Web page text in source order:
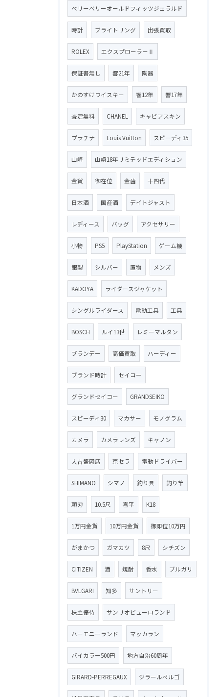
ベリーベリーオールドフィッツジェラルド
時計 ブライトリング 出張買取
ROLEX エクスプローラーⅡ
保証書無し 響21年 陶器
かのすけウイスキー 響12年 響17年
査定無料 CHANEL キャビアスキン
プラチナ Louis Vuitton スピーディ35
山崎 山崎18年リミテッドエディション
金貨 御在位 金歯 十四代
日本酒 国産酒 デイトジャスト
レディース バッグ アクセサリー
小物 PS5 PlayStation ゲーム機
銀製 シルバー 置物 メンズ
KADOYA ライダースジャケット
シングルライダース 電動工具 工具
BOSCH ルイ13世 レミーマルタン
ブランデー 高価買取 ハーディー
ブランド時計 セイコー
グランドセイコー GRANDSEIKO
スピーディ30 マカサー モノグラム
カメラ カメラレンズ キャノン
大吉盛岡店 京セラ 電動ドライバー
SHIMANO シマノ 釣り具 釣り竿
頼刃 10.5尺 喜平 K18
1万円金貨 10万円金貨 御即位10万円
がまかつ ガマカツ 8尺 シチズン
CITIZEN 酒 焼酎 香水 ブルガリ
BVLGARI 知多 サントリー
株主優待 サンリオピューロランド
ハーモニーランド マッカラン
バイカラー500円 地方自治60周年
GIRARD-PERREGAUX ジラールペルゴ